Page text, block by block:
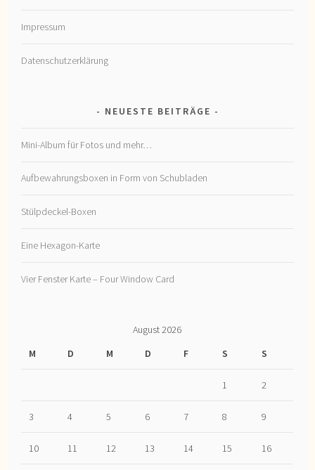
Impressum
Datenschutzerklärung
NEUESTE BEITRÄGE
Mini-Album für Fotos und mehr…
Aufbewahrungsboxen in Form von Schubladen
Stülpdeckel-Boxen
Eine Hexagon-Karte
Vier Fenster Karte – Four Window Card
August 2026
M
D M D F S S
1 2
3 4 5 6 7 8 9
10 11 12 13 14 15 16